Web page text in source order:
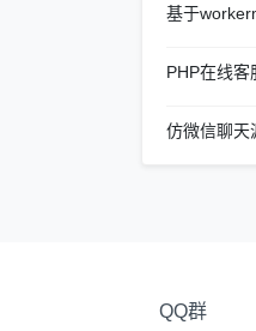
基于
PHP在线
仿微信聊天
QQ群